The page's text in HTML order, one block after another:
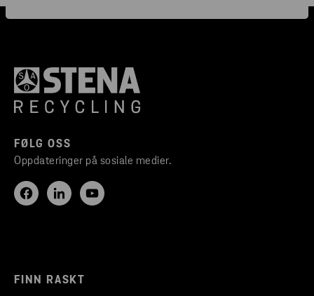
FØLG OSS
Oppdateringer på sosiale medier.
FINN RASKT